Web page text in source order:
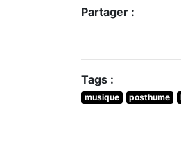
Partager :
Tags :
musique posthume